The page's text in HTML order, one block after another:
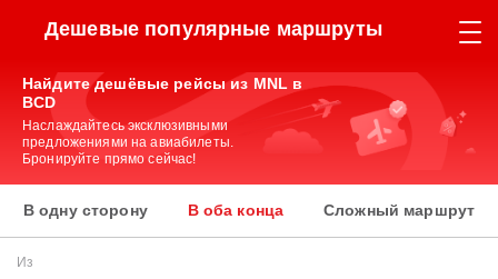
Дешевые популярные маршруты
Найдите дешёвые рейсы из MNL в
BCD
Наслаждайтесь эксклюзивными
предложениями на авиабилеты.
Бронируйте прямо сейчас!
В одну сторону В оба конца Сложный маршрут
Из